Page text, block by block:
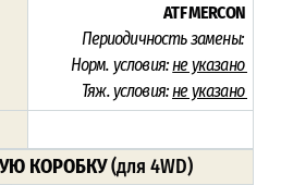
ATF MERCON
Периодичность замены:
Норм. условия: не указано
Тяж. условия: не указано
КОРОБКУ(для 4WD)